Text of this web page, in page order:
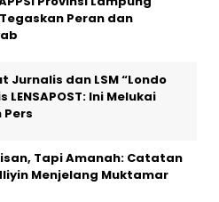
Peran dan
Jurnalis dan LSM “Londo
LENSAPOST: Ini Melukai
Tapi Amanah: Catatan
Menjelang Muktamar